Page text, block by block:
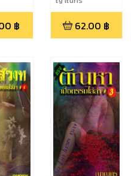
฿ 62.00 ฿